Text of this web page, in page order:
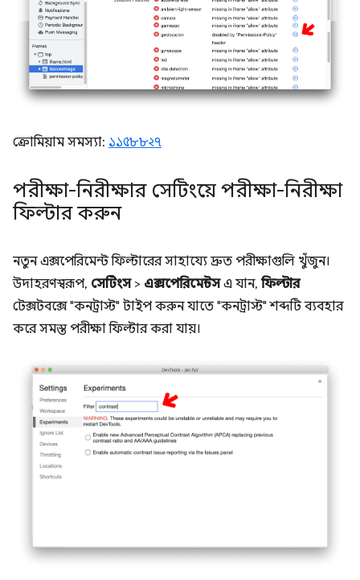
ক্রোমিয়াম সমস্যা: ১১৫৮৮২৭
পরীক্ষা-নিরীক্ষার সেটিংয়ে পরীক্ষা-নিরীক্ষা
ফিল্টার করুন
নতুন এক্সপেরিমেন্ট ফিল্টারের সাহায্যে দ্রুত পরীক্ষাগুলি খুঁজুন।
উদাহরণস্বরূপ, সেটিংস> এক্সপেরিমেন্টসএ যান,ফিল্টার
টেক্সটবক্সে "কনট্রাস্ট" টাইপ করুন যাতে "কনট্রাস্ট" শব্দটি ব্যবহার
করে সমস্ত পরীক্ষা ফিল্টার করা যায়।